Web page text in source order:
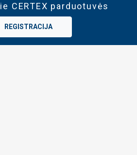
CERTEX parduotuvės
REGISTRACIJA